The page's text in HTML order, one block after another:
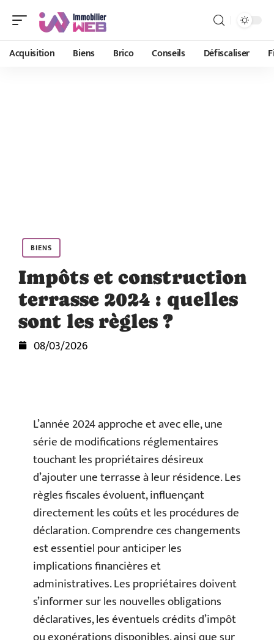
Acquisition Biens Brico Conseils Défiscaliser
BIENS
Impôts et construction
terrasse 2024 : quelles
sont les règles ?
08/03/2026
L’année 2024 approche et avec elle, une
série de modifications réglementaires
touchant les propriétaires désireux
d’ajouter une terrasse à leur résidence. Les
règles fiscales évoluent, influençant
directement les coûts et les procédures de
déclaration. Comprendre ces changements
est essentiel pour anticiper les
implications financières et
administratives. Les propriétaires doivent
s’informer sur les nouvelles obligations
déclaratives, les éventuels crédits d’impôt